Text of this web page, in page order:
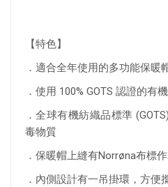
【特色】
．適合全年使用的多功能保暖
．使用 100% GOTS 認證的有
．全球有機紡織品標準
毒物質
． 保暖帽上縫有Norrøna布標
． 內側設計有一吊掛環，方便